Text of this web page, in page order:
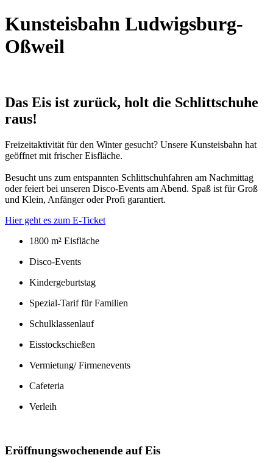
Kunsteisbahn Ludwigsburg-
Oßweil
Das Eis ist zurück, holt die Schlittschuhe
raus!
Freizeitaktivität für den Winter gesucht? Unsere Kunsteisbahn hat
geöffnet mit frischer Eisfläche.
Besucht uns zum entspannten Schlittschuhfahren am Nachmittag
oder feiert bei unseren Disco-Events am Abend. Spaß ist für Groß
und Klein, Anfänger oder Profi garantiert.
Hier geht es zum E-Ticket
1800 m² Eisfläche
Disco-Events
Kindergeburtstag
Spezial-Tarif für Familien
Schulklassenlauf
Eisstockschießen
Vermietung/ Firmenevents
Cafeteria
Verleih
Eröffnungswochenende auf Eis